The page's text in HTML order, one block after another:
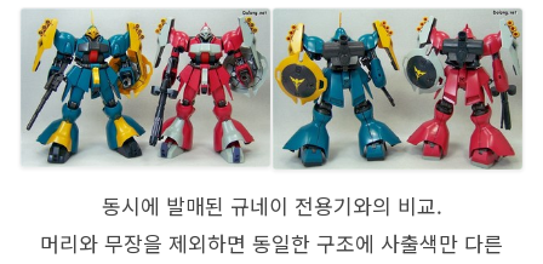
동시에 발매된 규네이 전용기와의 비교.
머리와 무장을 제외하면 동일한 구조에 사출색만 다른